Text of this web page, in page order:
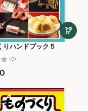
りハンドブック５
(0)